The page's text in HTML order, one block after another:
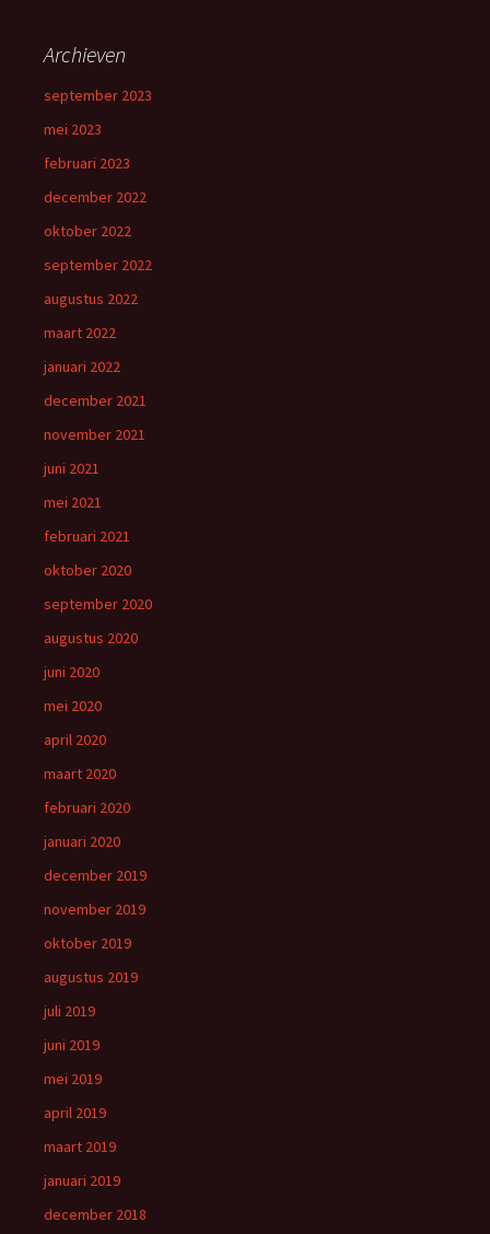
Archieven
september 2023
mei 2023
februari 2023
december 2022
oktober 2022
september 2022
augustus 2022
maart 2022
januari 2022
december 2021
november 2021
juni 2021
mei 2021
februari 2021
oktober 2020
september 2020
augustus 2020
juni 2020
mei 2020
april 2020
maart 2020
februari 2020
januari 2020
december 2019
november 2019
oktober 2019
augustus 2019
juli 2019
juni 2019
mei 2019
april 2019
maart 2019
januari 2019
december 2018